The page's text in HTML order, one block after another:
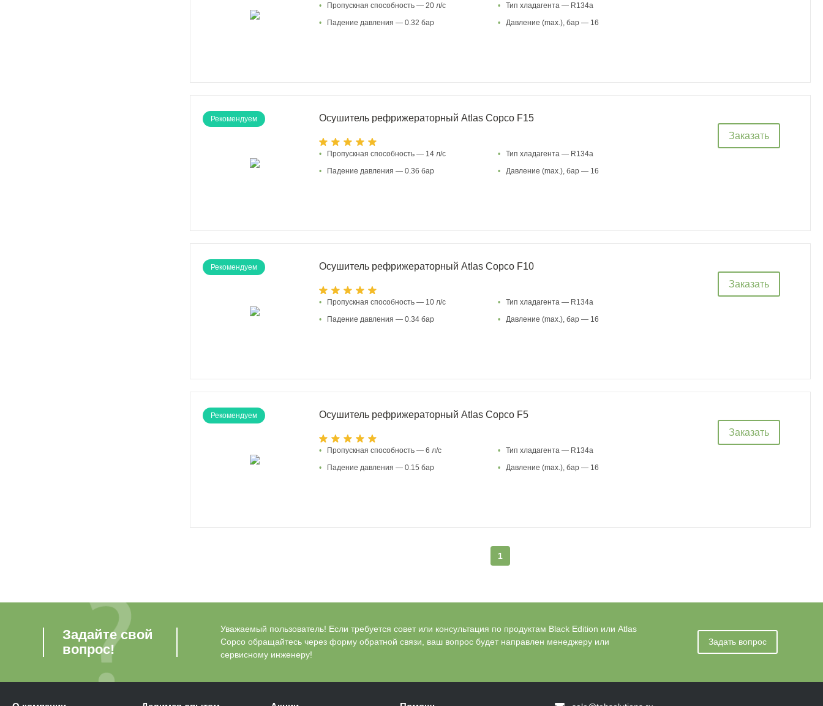
•
Пропускная способность — 20 л/с
•
Падение давления — 0.32 бар
•
Тип хладагента — R134a
•
Давление (max.), бар — 16
Рекомендуем
Заказать
Осушитель рефрижераторный Atlas Copco F15
•
Пропускная способность — 14 л/с
•
Падение давления — 0.36 бар
•
Тип хладагента — R134a
•
Давление (max.), бар — 16
Рекомендуем
Заказать
Осушитель рефрижераторный Atlas Copco F10
•
Пропускная способность — 10 л/с
•
Падение давления — 0.34 бар
•
Тип хладагента — R134a
•
Давление (max.), бар — 16
Рекомендуем
Заказать
Осушитель рефрижераторный Atlas Copco F5
•
Пропускная способность — 6 л/с
•
Падение давления — 0.15 бар
•
Тип хладагента — R134a
•
Давление (max.), бар — 16
1
Задайте свой
вопрос!
Уважаемый пользователь! Если требуется совет или консультация по продуктам Black Edition или Atlas
Copco обращайтесь через форму обратной связи, ваш вопрос будет направлен менеджеру или
сервисному инженеру!
Задать вопрос